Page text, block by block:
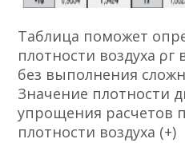
Таблица поможет
плотности воздуха ρг
без выполнения
Значение плотности
упрощения расчетов
плотности воздуха (+)